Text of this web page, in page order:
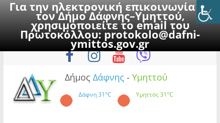
Για την ηλεκτρονική επικοινωνία με
τον Δήμο Δάφνης–Υμηττού,
χρησιμοποιείτε το email του
Πρωτοκόλλου:protokolo@dafni-
ymittos.gov.gr
to
Πέμπτη, 6 Αυγούστου 2026
Δήμος Δάφνης - Υμηττού
Δάφνη31°C Υμηττός31°C